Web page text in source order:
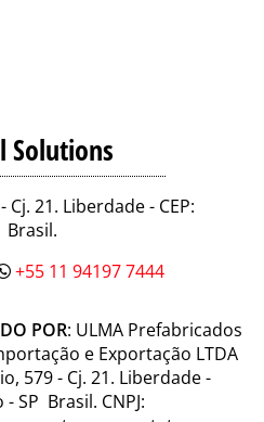
Solutions
Cj. 21. Liberdade - CEP:
Brasil.
+55 11 94197 7444
POR: ULMA Prefabricados
e Exportação LTDA
579 - Cj. 21. Liberdade -
SP Brasil. CNPJ: